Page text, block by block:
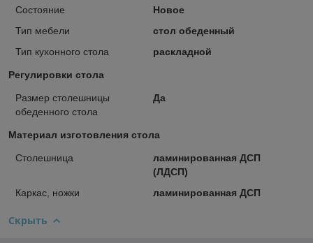
Состояние
Новое
Тип мебели
стол обеденный
Тип кухонного стола
раскладной
Регулировки стола
Размер столешницы
обеденного стола
Да
Материал изготовления стола
Столешница
ламинированная ДСП
(ЛДСП)
Каркас, ножки
ламинированная ДСП
Скрыть